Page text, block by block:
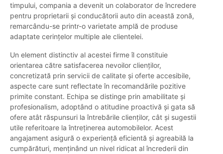
timpului, compania a devenit un colaborator de încredere
pentru proprietarii și conducătorii auto din această zonă,
remarcându-se printr-o varietate amplă de produse
adaptate cerințelor multiple ale clientelei.
Un element distinctiv al acestei firme îl constituie
orientarea către satisfacerea nevoilor clienților,
concretizată prin servicii de calitate și oferte accesibile,
aspecte care sunt reflectate în recomandările pozitive
primite constant. Echipa se distinge prin amabilitate și
profesionalism, adoptând o atitudine proactivă și gata să
ofere atât răspunsuri la întrebările clienților, cât și sugestii
utile referitoare la întreținerea automobilelor. Acest
angajament asigură o experiență eficientă și agreabilă la
cumpărături, menținând un nivel ridicat al încrederii din